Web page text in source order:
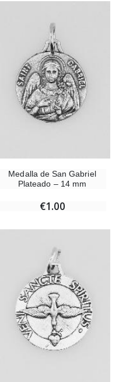
Medalla de San Gabriel
Plateado – 14 mm
€1.00